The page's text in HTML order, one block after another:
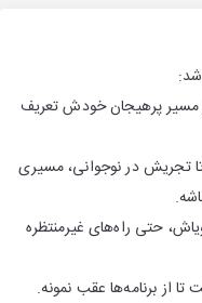
مسیر پرهیجان خودش تعریف
تجریش در نوجوانی، مسیری
حتی راه‌های غیرمنتظره
از برنامه‌ها عقب نمونه.